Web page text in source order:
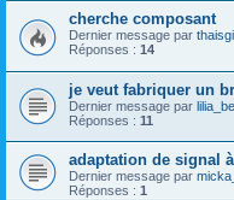
cherche composant
Dernier message par
Réponses : 14
je veut fabriquer un
Dernier message par
Réponses : 11
adaptation de signal
Dernier message par
Réponses : 1